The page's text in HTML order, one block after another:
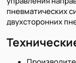
пневматических
двухсторонних